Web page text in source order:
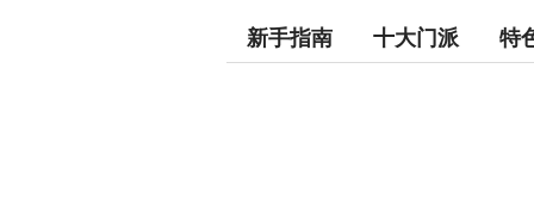
新手指南 十大门派 特